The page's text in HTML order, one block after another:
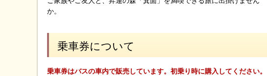
か。
乗車券について
乗車券はバスの車内で販売しています。初乗り時に購入してください。